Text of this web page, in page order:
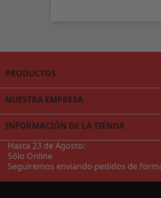
PRODUCTOS
NUESTRA EMPRESA
INFORMACIÓN DE LA TIENDA
Hasta 23 de Agosto:
Sólo Online
Seguiremos enviando pedidos de